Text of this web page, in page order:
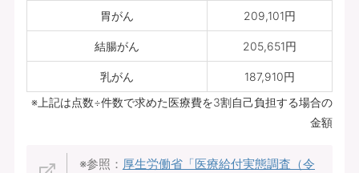
胃がん 209,101円
結腸がん 205,651円
乳がん
187,910円
※上記は点数÷件数で求めた医療費を3割自己負担する場合の
金額
※参照： 厚生労働省「医療給付実態調査（令